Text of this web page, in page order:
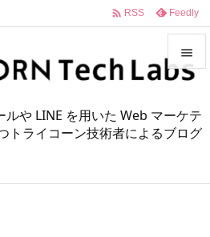
や LINE を用いた Web マーケテ
トライコーン技術者によるブログ



 RSS Feedly